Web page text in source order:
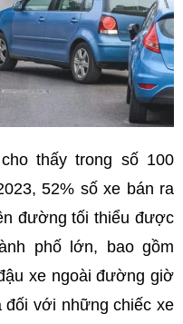
thấy trong số 100
52% số xe bán ra
đường tối thiểu được
phố lớn, bao gồm
xe ngoài đường giờ
đối với những chiếc xe